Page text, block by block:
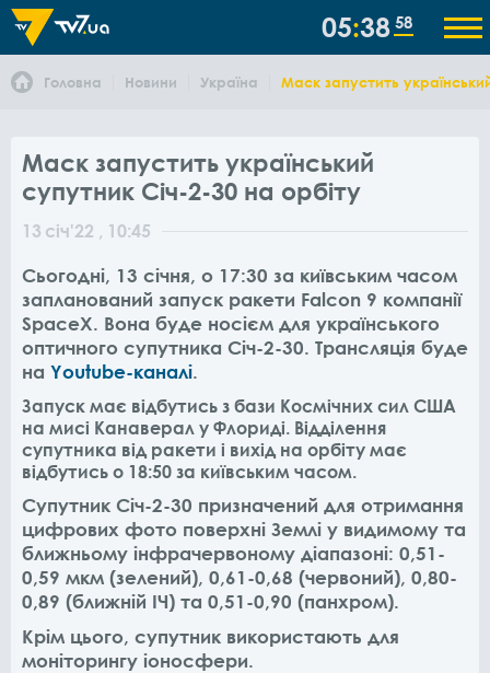
05 38 58
Головна Новини Україна Маск запустить
Маск запустить український
супутник Січ-2-30 на орбіту
13 січ'22 , 10:45
Сьогодні, 13 січня, о 17:30 за київським часом
запланований запуск ракети Falcon 9 компанії
SpaceX. Вона буде носієм для українського
оптичного супутника Січ-2-30. Трансляція буде
на Youtube-каналі.
Запуск має відбутись з бази Космічних сил США
на мисі Канаверал у Флориді. Відділення
супутника від ракети і вихід на орбіту має
відбутись о 18:50 за київським часом.
Супутник Січ-2-30 призначений для отримання
цифрових фото поверхні Землі у видимому та
ближньому інфрачервоному діапазоні: 0,51-
0,59 мкм (зелений), 0,61-0,68 (червоний), 0,80-
0,89 (ближній ІЧ) та 0,51-0,90 (панхром).
Крім цього, супутник використають для
моніторингу іоносфери.